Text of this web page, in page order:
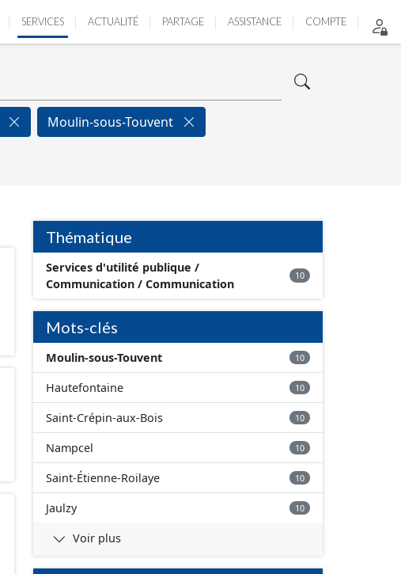
SERVICES ACTUALITÉ PARTAGE ASSISTANCE COMPTE
Moulin-sous-Touvent
Thématique
Services d'utilité publique /
Communication / Communication
10
Mots-clés
Moulin-sous-Touvent 10
Hautefontaine 10
Saint-Crépin-aux-Bois 10
Nampcel 10
Saint-Étienne-Roilaye 10
Jaulzy 10
Voir plus